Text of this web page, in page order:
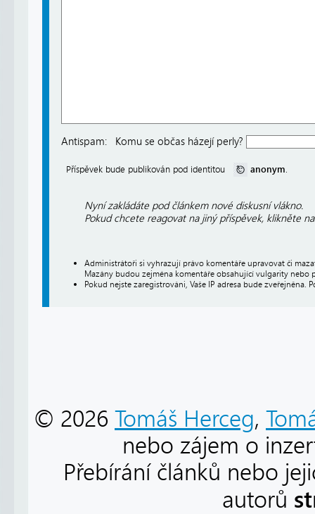
Antispam: Komu se občas házejí perly?
Příspěvek bude publikován pod identitou anonym.
Nyní zakládáte pod článkem nové diskusní vlákno.
Pokud chcete reagovat na jiný příspěvek, klikněte
Administrátoři si vyhrazují právo komentáře upravovat či
Mazány budou zejména komentáře obsahující vulgarity nebo
Pokud nejste zaregistrováni, Vaše IP adresa bude
© 2026 Tomáš Herceg,
nebo zájem o
Přebírání článků nebo
autorů